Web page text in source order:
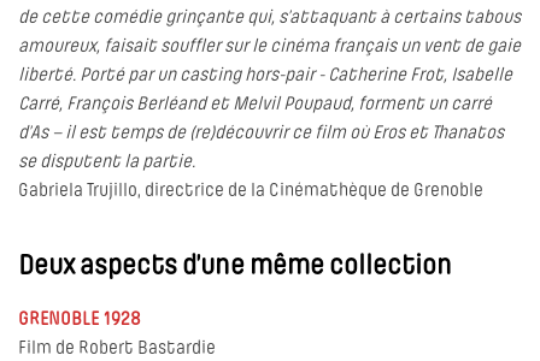
de cette comédie grinçante qui, s’attaquant à certains tabous
amoureux, faisait souffler sur le cinéma français un vent de gaie
liberté. Porté par un casting hors-pair - Catherine Frot, Isabelle
Carré, François Berléand et Melvil Poupaud, forment un carré
d’As – il est temps de (re)découvrir ce film où Eros et Thanatos
se disputent la partie.
Gabriela Trujillo, directrice de la Cinémathèque de Grenoble
Deux aspects d’une même collection
GRENOBLE 1928
Film de Robert Bastardie